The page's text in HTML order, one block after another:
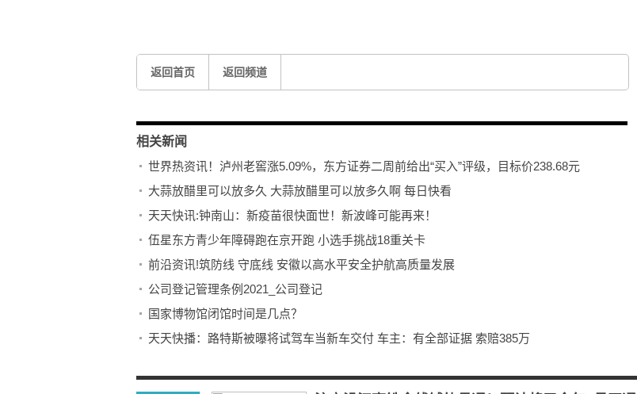
返回首页 返回频道
相关新闻
世界热资讯！泸州老窖涨5.09%，东方证券二周前给出“买入”评级，目标价238.68元
大蒜放醋里可以放多久 大蒜放醋里可以放多久啊 每日快看
天天快讯:钟南山：新疫苗很快面世！新波峰可能再来！
伍星东方青少年障碍跑在京开跑 小选手挑战18重关卡
前沿资讯!筑防线 守底线 安徽以高水平安全护航高质量发展
公司登记管理条例2021_公司登记
国家博物馆闭馆时间是几点？
天天快播：路特斯被曝将试驾车当新车交付 车主：有全部证据 索赔385万